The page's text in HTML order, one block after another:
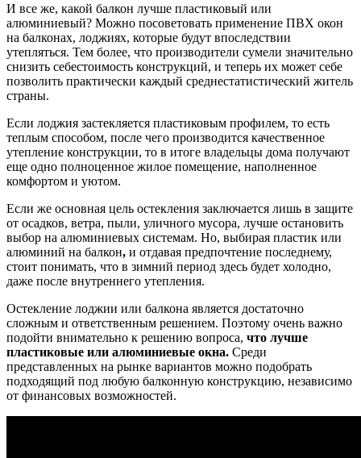
И все же, какой балкон лучше пластиковый или
алюминиевый? Можно посоветовать применение ПВХ окон
на балконах, лоджиях, которые будут впоследствии
утепляться. Тем более, что производители сумели значительно
снизить себестоимость конструкций, и теперь их может себе
позволить практически каждый среднестатистический житель
страны.
Если лоджия застекляется пластиковым профилем, то есть
теплым способом, после чего производится качественное
утепление конструкции, то в итоге владельцы дома получают
еще одно полноценное жилое помещение, наполненное
комфортом и уютом.
Если же основная цель остекления заключается лишь в защите
от осадков, ветра, пыли, уличного мусора, лучше остановить
выбор на алюминиевых системам. Но, выбирая пластик или
алюминий на балкон, и отдавая предпочтение последнему,
стоит понимать, что в зимний период здесь будет холодно,
даже после внутреннего утепления.
Остекление лоджии или балкона является достаточно
сложным и ответственным решением. Поэтому очень важно
подойти внимательно к решению вопроса, что лучше
пластиковые или алюминиевые окна. Среди
представленных на рынке вариантов можно подобрать
подходящий под любую балконную конструкцию, независимо
от финансовых возможностей.